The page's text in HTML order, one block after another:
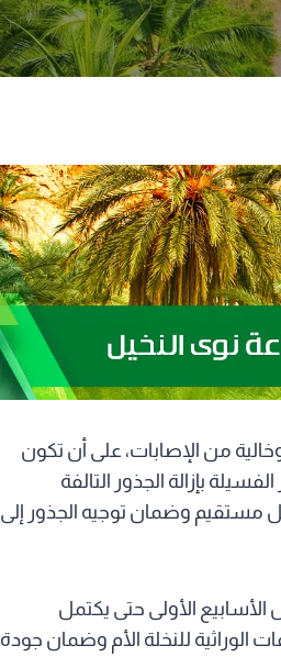
من الإصابات، على أن تكون
بإزالة الجذور التالفة
مستقيم وضمان توجيه الجذور إلى
الأسابيع الأولى حتى يكتمل
الوراثية للنخلة الأم وضمان جودة